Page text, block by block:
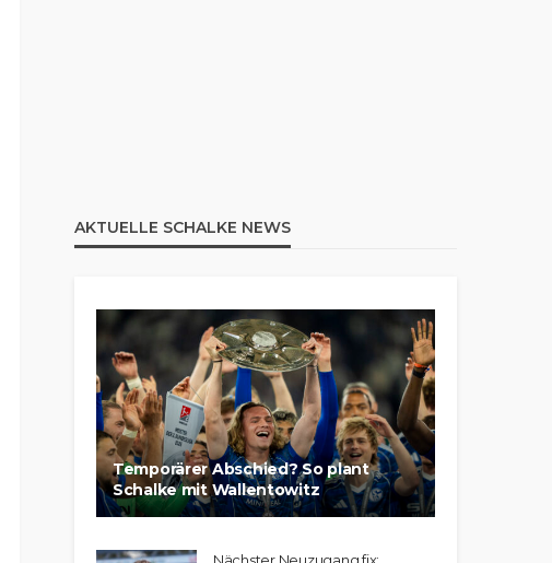
AKTUELLE SCHALKE NEWS
Temporärer Abschied? So plant
Schalke mit Wallentowitz